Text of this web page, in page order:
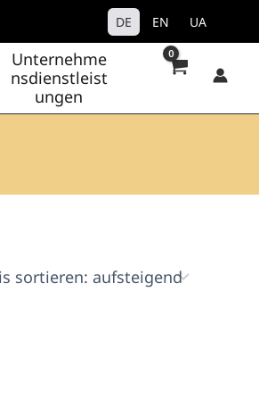
DE EN UA
Unternehme
nsdienstleist
ungen